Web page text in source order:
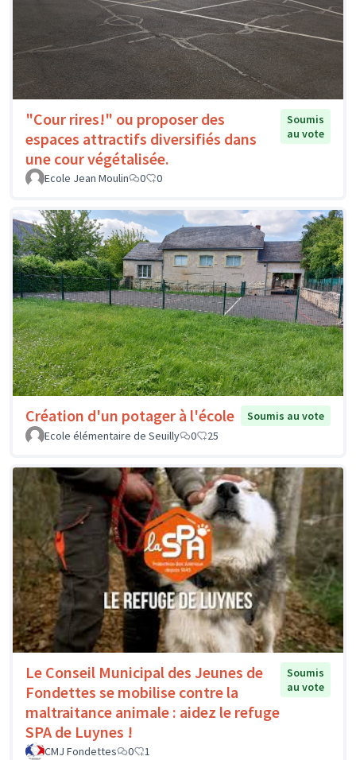
"Cour rires!" ou proposer des
espaces attractifs diversifiés dans
une cour végétalisée.
Soumis
au vote
Ecole Jean Moulin 0 0
Création d'un potager à l'école
Soumis au vote
Ecole élémentaire de Seuilly
0 25
Le Conseil Municipal des Jeunes de
Fondettes se mobilise contre la
maltraitance animale : aidez le refuge
SPA de Luynes !
Soumis
au vote
CMJ Fondettes 0 1